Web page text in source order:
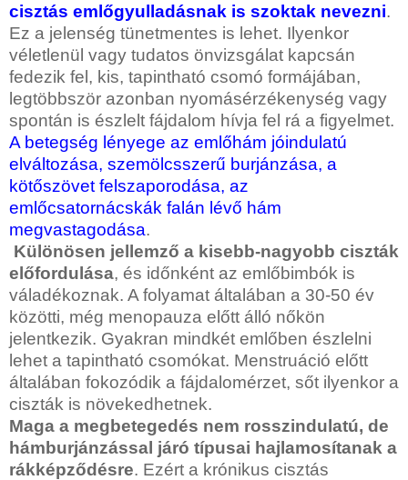
cisztás emlőgyulladásnak is szoktak nevezni.
Ez a jelenség tünetmentes is lehet. Ilyenkor
véletlenül vagy tudatos önvizsgálat kapcsán
fedezik fel, kis, tapintható csomó formájában,
legtöbbször azonban nyomásérzékenység vagy
spontán is észlelt fájdalom hívja fel rá a figyelmet.
A betegség lényege az emlőhám jóindulatú
elváltozása, szemölcsszerű burjánzása, a
kötőszövet felszaporodása, az
emlőcsatornácskák falán lévő hám
megvastagodása.
Különösen jellemző a kisebb-nagyobb ciszták
előfordulása, és időnként az emlőbimbók is
váladékoznak. A folyamat általában a 30-50 év
közötti, még menopauza előtt álló nőkön
jelentkezik. Gyakran mindkét emlőben észlelni
lehet a tapintható csomókat. Menstruáció előtt
általában fokozódik a fájdalomérzet, sőt ilyenkor a
ciszták is növekedhetnek.
Maga a megbetegedés nem rosszindulatú, de
hámburjánzással járó típusai hajlamosítanak a
rákképződésre. Ezért a krónikus cisztás